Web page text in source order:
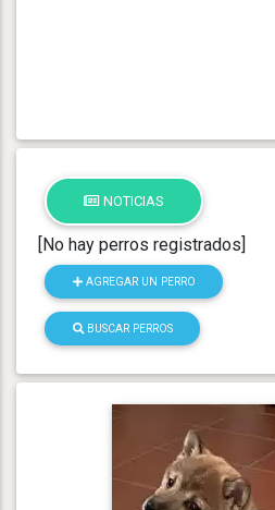
NOTICIAS
[No hay perros registrados]
AGREGAR UN PERRO
BUSCAR PERROS